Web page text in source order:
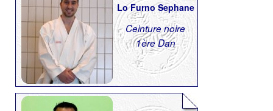
Lo Furno Sephane
Ceinture noire
1ère Dan